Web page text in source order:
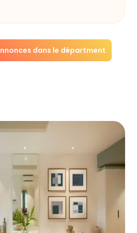
dans le départment